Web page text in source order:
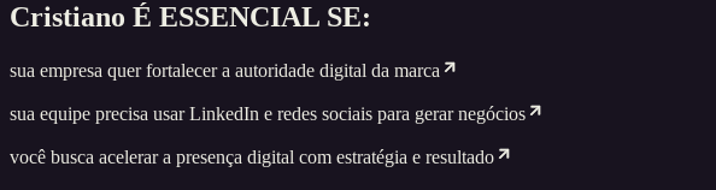
Cristiano É ESSENCIAL SE:
sua empresa quer fortalecer a autoridade digital da marca
sua equipe precisa usar LinkedIn e redes sociais para gerar negócios
você busca acelerar a presença digital com estratégia e resultado